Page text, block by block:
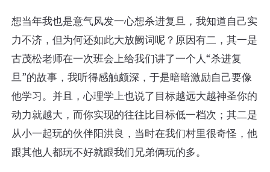
想当年我也是意气风发一心想杀进复旦，我知道自己实
力不济，但为何还如此大放阙词呢？原因有二，其一是
古茂松老师在一次班会上给我们讲了一个人“杀进复
旦”的故事，我听得感触颇深，于是暗暗激励自己要像
他学习。并且，心理学上也说了目标越远大越神圣你的
动力就越大，而你实现的往往比目标低一档次；其二是
从小一起玩的伙伴阳洪良，当时在我们村里很奇怪，他
跟其他人都玩不好就跟我们兄弟俩玩的多。